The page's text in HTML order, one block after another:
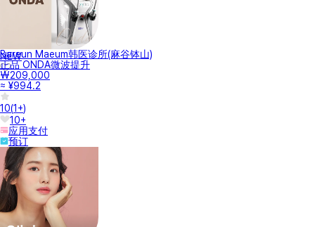
NEW
Bareun Maeum韩医诊所(麻谷钵山)
正品 ONDA微波提升
₩209,000
≈ ¥994.2
10(1+)
10+
应用支付
预订